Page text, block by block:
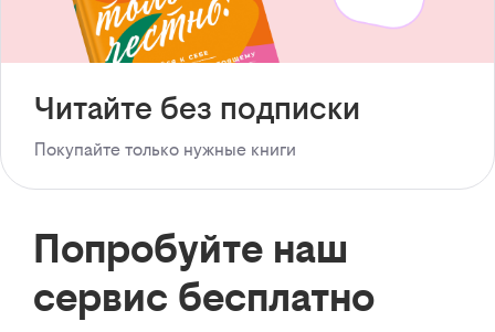
Читайте без подписки
Покупайте только нужные книги
Попробуйте наш
сервис бесплатно